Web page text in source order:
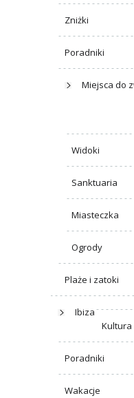
Zniżki
Poradniki
Miejsca do
Widoki
Sanktuaria
Miasteczka
Ogrody
Plaże i zatoki
Ibiza
Kultura
Poradniki
Wakacje